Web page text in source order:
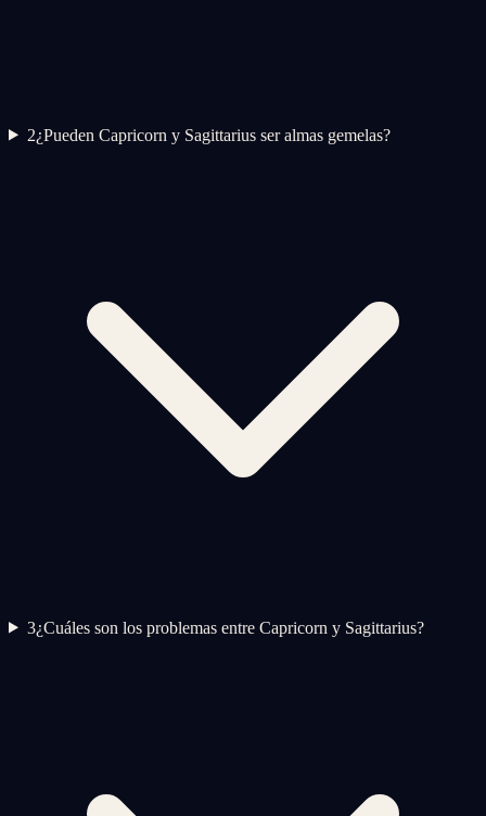
2¿Pueden Capricorn y Sagittarius ser almas gemelas?
3¿Cuáles son los problemas entre Capricorn y Sagittarius?